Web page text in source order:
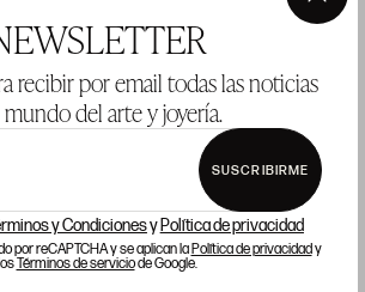
recibir por email todas las noticias
del arte y joyería.
SUSCRIBIRME
y Condicionesy Política de privacidad
por reCAPTCHA y se aplican laPolítica de privacidady
Términos de serviciode Google.
×
DE ORO Y PLATA CON